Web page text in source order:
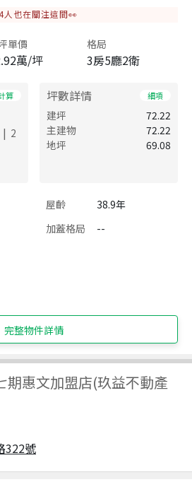
人也在關注這間👀
單價
萬/坪
格局
3房5廳2衛
算
| 2
坪數詳情 細項
建坪
72.22
主建物
72.22
地坪
69.08
屋齡
38.9年
加蓋格局
--
完整物件詳情
期惠文加盟店(玖益不動產
322號